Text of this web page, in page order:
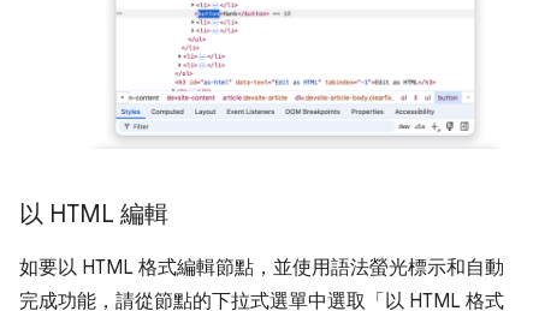
以 HTML 編輯
如要以 HTML 格式編輯節點，並使用語法螢光標示和自動
完成功能，請從節點的下拉式選單中選取「以 HTML 格式